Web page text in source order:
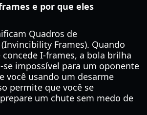
e por que eles
Quadros de
Frames). Quando
I-frames, a bola brilha
se impossível para um oponente
você usando um desarme
permite que você se
um chute sem medo de